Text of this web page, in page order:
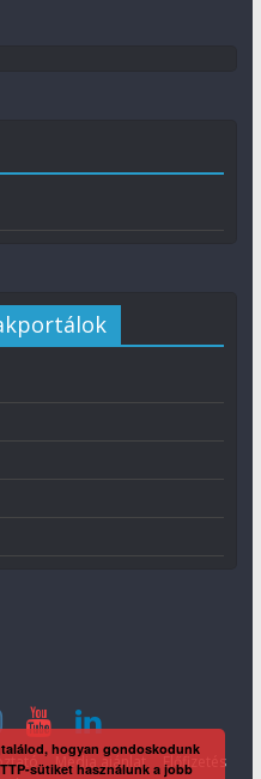
Média ajánlat
Előfizetés
hogyan gondoskodunk
sütiket használunk a jobb